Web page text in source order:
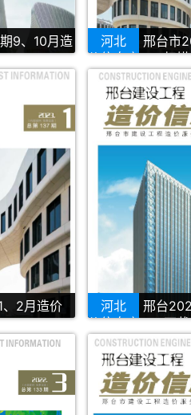
9、10月造
河北
邢台市
价信息库PDF扫
2月造价
河北
邢台
价信息库PDF下载